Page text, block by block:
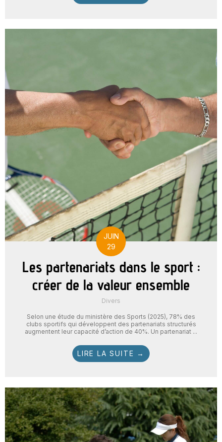
JUIN
29
Les partenariats dans le sport :
créer de la valeur ensemble
Divers
Selon une étude du ministère des Sports (2025), 78% des
clubs sportifs qui développent des partenariats structurés
augmentent leur capacité d’action de 40%. Un partenariat ...
LIRE LA SUITE →